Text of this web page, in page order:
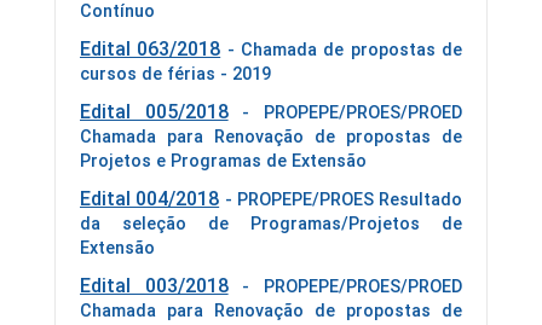
Contínuo
Edital 063/2018 - Chamada de propostas de
cursos de férias - 2019
Edital 005/2018- PROPEPE/PROES/PROED
Chamada para Renovação de propostas de
Projetos e Programas de Extensão
Edital 004/2018 - PROPEPE/PROES Resultado
da seleção de Programas/Projetos de
Extensão
Edital 003/2018- PROPEPE/PROES/PROED
Chamada para Renovação de propostas de